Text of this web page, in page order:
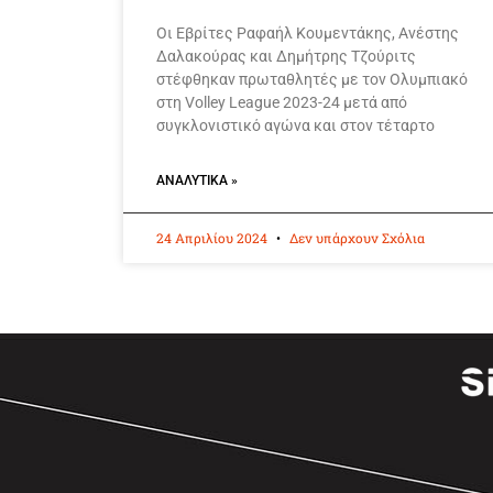
Οι Εβρίτες Ραφαήλ Κουμεντάκης, Ανέστης
Δαλακούρας και Δημήτρης Τζούριτς
στέφθηκαν πρωταθλητές με τον Ολυμπιακό
στη Volley League 2023-24 μετά από
συγκλονιστικό αγώνα και στον τέταρτο
ΑΝΑΛΥΤΙΚΆ »
24 Απριλίου 2024 Δεν υπάρχουν Σχόλια